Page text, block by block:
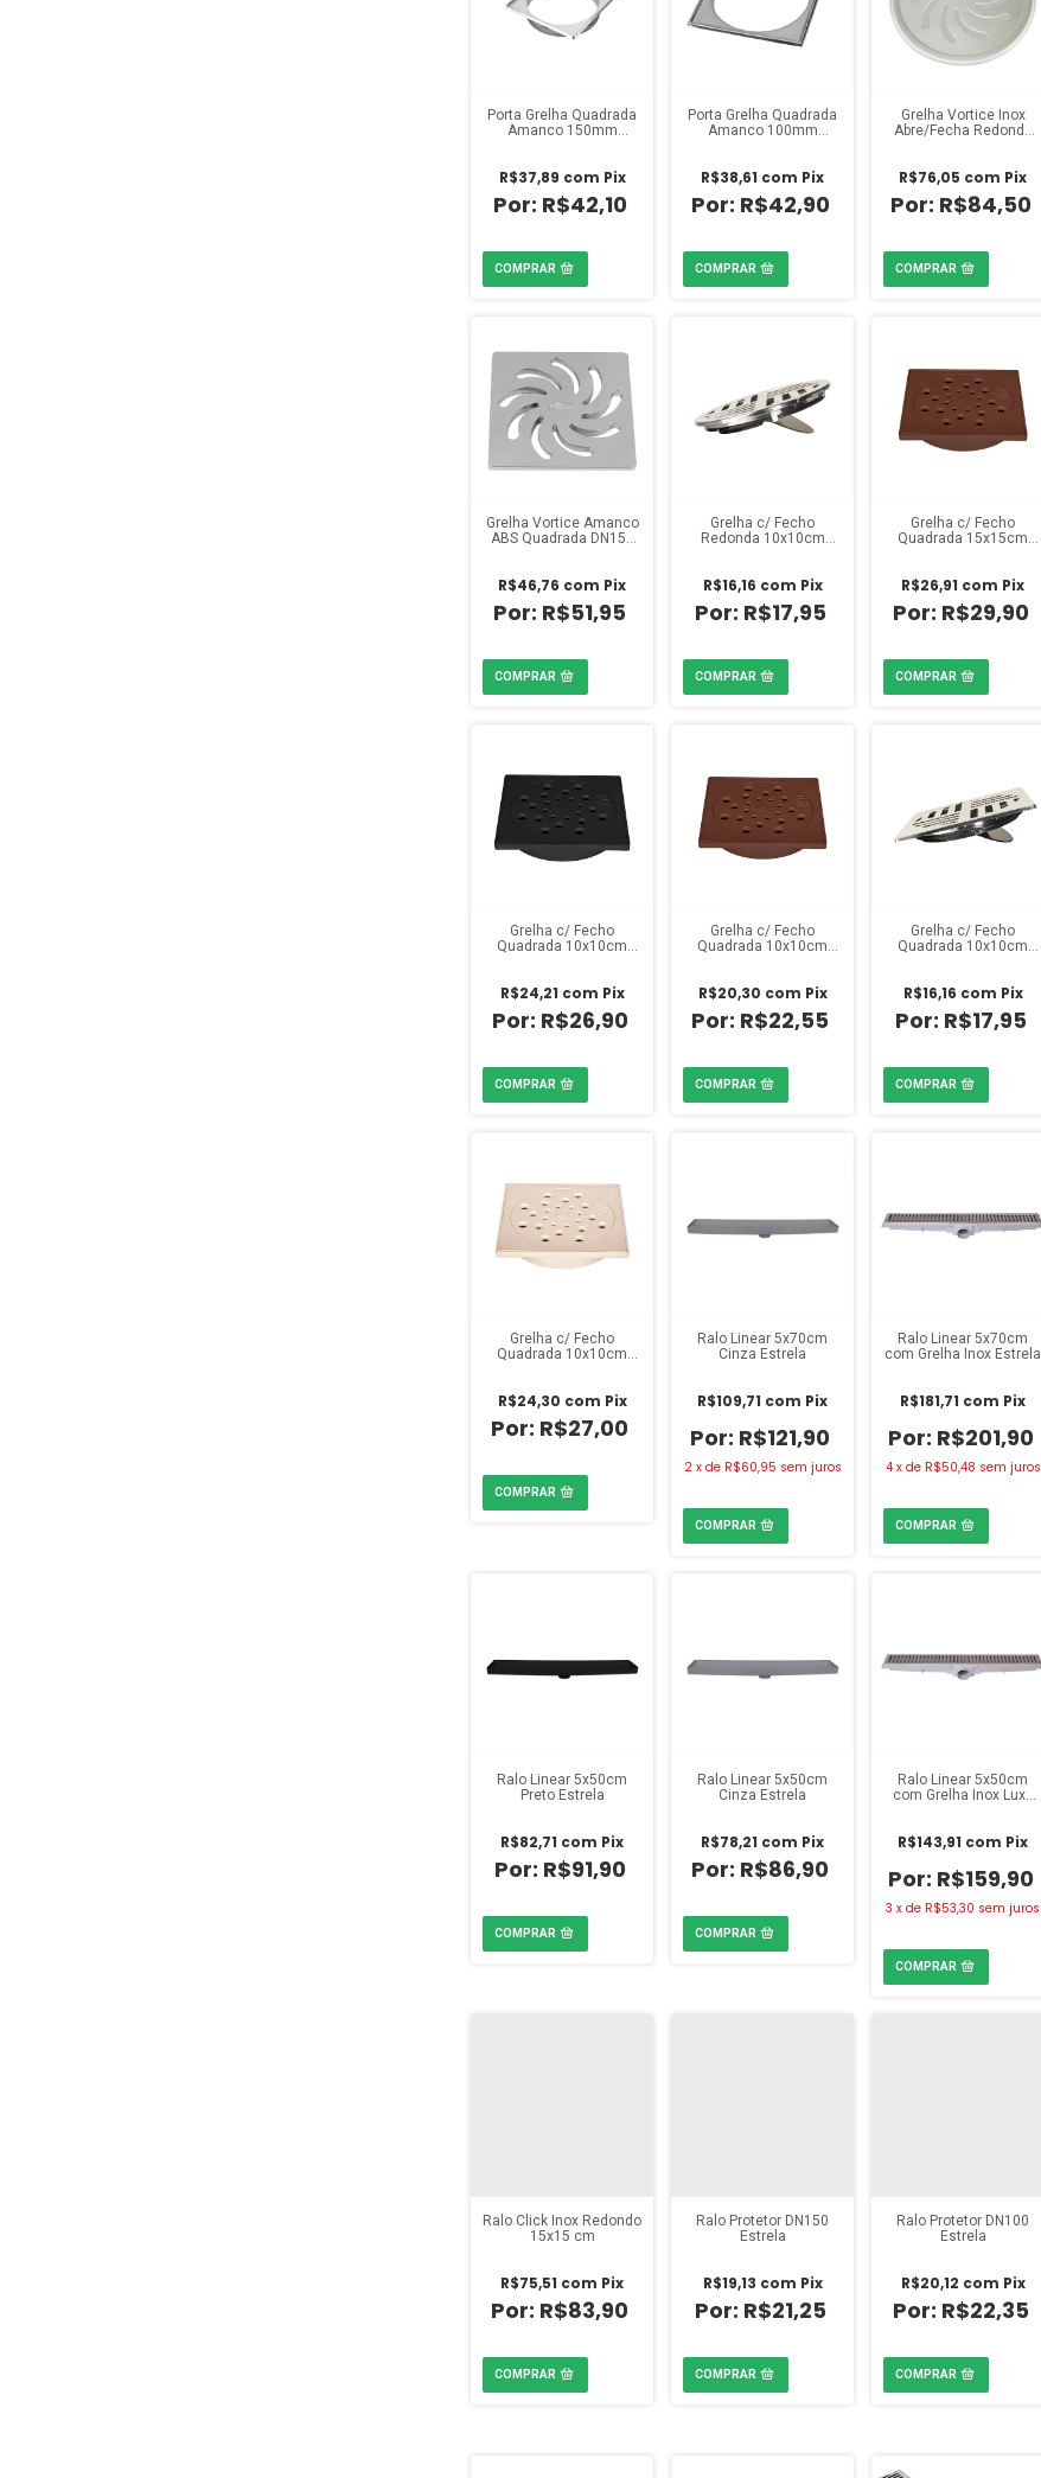
Porta Grelha Quadrada
Amanco 150mm
R$42,10
R$37,89 com Pix
Porta Grelha Quadrada
Amanco 100mm
R$42,90
R$38,61 com Pix
Grelha Vortice Inox
Abre/Fecha Redonda
R$84,50
R$76,05 com Pix
Grelha Vortice Amanco
ABS Quadrada DN150
R$51,95
R$46,76 com Pix
Grelha c/ Fecho
Redonda 10x10cm
R$17,95
R$16,16 com Pix
Grelha c/ Fecho
Quadrada 15x15cm
R$29,90
R$26,91 com Pix
Grelha c/ Fecho
Quadrada 10x10cm
R$26,90
R$24,21 com Pix
Grelha c/ Fecho
Quadrada 10x10cm
R$22,55
R$20,30 com Pix
Grelha c/ Fecho
Quadrada 10x10cm
R$17,95
R$16,16 com Pix
Grelha c/ Fecho
Quadrada 10x10cm
R$27,00
R$24,30 com Pix
Ralo Linear 5x70cm
Cinza Estrela
R$121,90
R$109,71 com Pix
2 x de R$60,95 sem juros
Ralo Linear 5x70cm
com Grelha Inox Estrela
R$201,90
R$181,71 com Pix
4 x de R$50,48 sem juros
Ralo Linear 5x50cm
Preto Estrela
R$91,90
R$82,71 com Pix
Ralo Linear 5x50cm
Cinza Estrela
R$86,90
R$78,21 com Pix
Ralo Linear 5x50cm
com Grelha Inox Luxo
R$159,90
R$143,91 com Pix
3 x de R$53,30 sem juros
Ralo Click Inox Redondo
15x15 cm
R$83,90
R$75,51 com Pix
Ralo Protetor DN150
Estrela
R$21,25
R$19,13 com Pix
Ralo Protetor DN100
Estrela
R$22,35
R$20,12 com Pix